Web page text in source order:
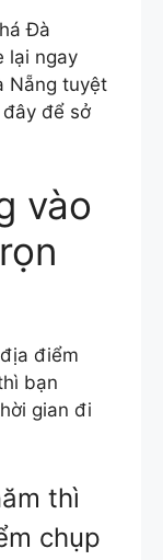
Đà
lại ngay
Nẵng tuyệt
đây để sở
vào
điểm
bạn
gian đi
thì
chụp